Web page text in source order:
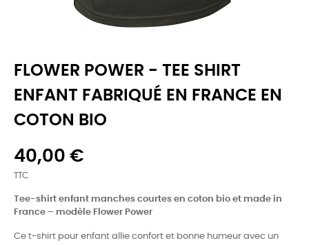
FLOWER POWER - TEE SHIRT
ENFANT FABRIQUÉ EN FRANCE EN
COTON BIO
40,00 €
TTC
Tee-shirt enfant manches courtes en coton bio et made in
France – modèle Flower Power
Ce t-shirt pour enfant allie confort et bonne humeur avec un